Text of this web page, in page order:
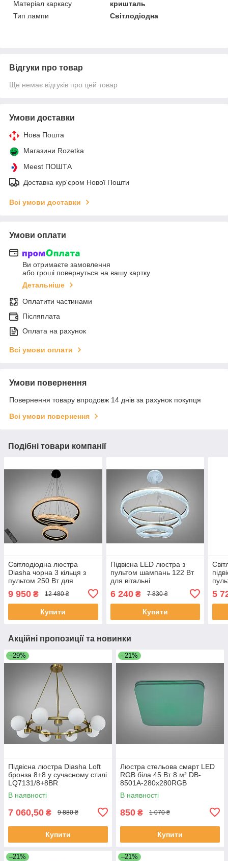
Матеріал каркасу
кришталь
Тип лампи
Світлодіодна
Відгуки про товар
Ще немає відгуків про цей товар
Умови доставки
Нова Пошта
Магазини Rozetka
Meest ПОШТА
Доставка кур'єром Нової Пошти
Всі умови доставки
Умови оплати
Ви отримаєте замовлення
або гроші повернуться на вашу картку
Детальніше
Оплатити частинами
Післяплата
Оплата на рахунок
Всі умови оплати
Умови повернення
Повернення товару впродовж 14 днів за рахунок покупця
Всі умови повернення
Подібні товари компанії
Світлодіодна люстра
Diasha чорна 3 кільця з
пультом 250 Вт для
800+600+400BK
9 950 ₴ 12 480 ₴
Купити
Підвісна LED люстра з
пультом шампань 122 Вт
для вітальні
MD86672/800+600+400CG
6 240₴ 7 830 ₴
Купити
5
Акційні пропозиції та новинки
–29%
Підвісна люстра Diasha Loft
бронза 8+8 у сучасному стилі
LQ7131/8+8BR
В наявності
7 060,50 ₴ 9 880 ₴
Купити
–21%
Люстра стельова смарт LED
RGB біла 45 Вт 8 м² DB-
8501A-280x280RGB
В наявності
850 ₴ 1 070 ₴
Купити
–21% –21%